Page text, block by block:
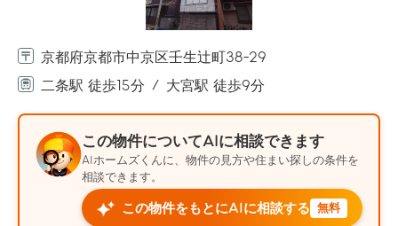
京都府京都市中京区壬生辻町38-29
二条駅 徒歩15分
大宮駅 徒歩9分
この物件についてAIに相談できます
AIホームズくんに、物件の見方や住まい探しの条件を
相談できます。
この物件をもとにAIに相談する 無料